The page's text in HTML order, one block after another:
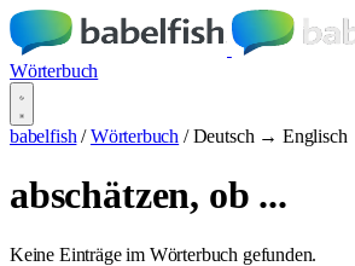
Wörterbuch
babelfish / Wörterbuch / Deutsch → Englisch
abschätzen, ob ...
Keine Einträge im Wörterbuch gefunden.